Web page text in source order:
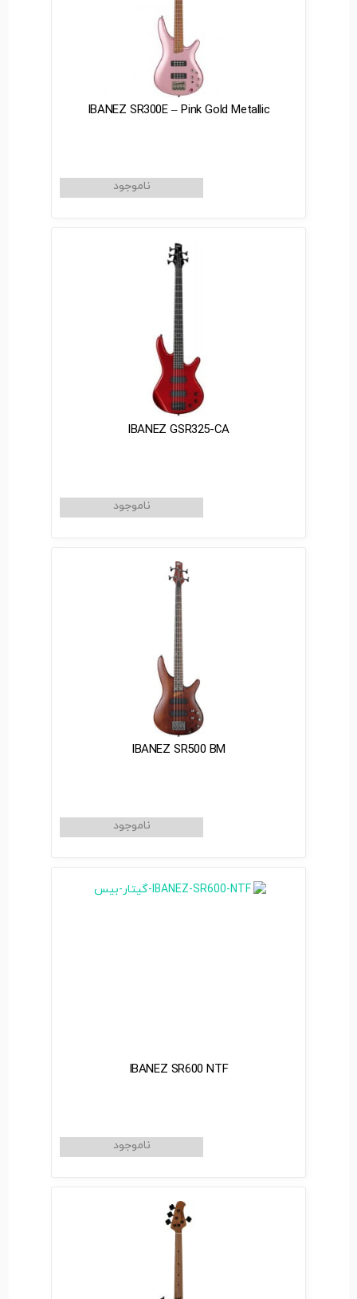
IBANEZ SR300E – Pink Gold Metallic
IBANEZ GSR325-CA
IBANEZ SR500 BM
IBANEZ SR600 NTF